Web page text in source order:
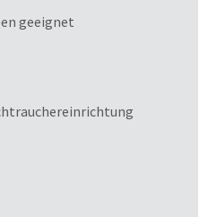
geeignet